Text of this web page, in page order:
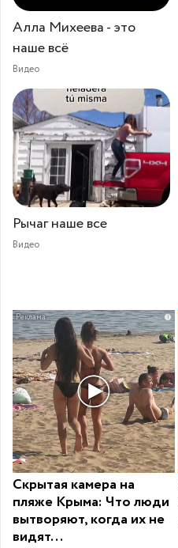
Алла Михеева - это
наше всё
Видео
Рычаг наше все⁠⁠
Видео
i
Скрытая камера на
пляже Крыма: Что люди
вытворяют, когда их не
видят...